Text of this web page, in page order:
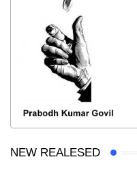
NEW REALESED